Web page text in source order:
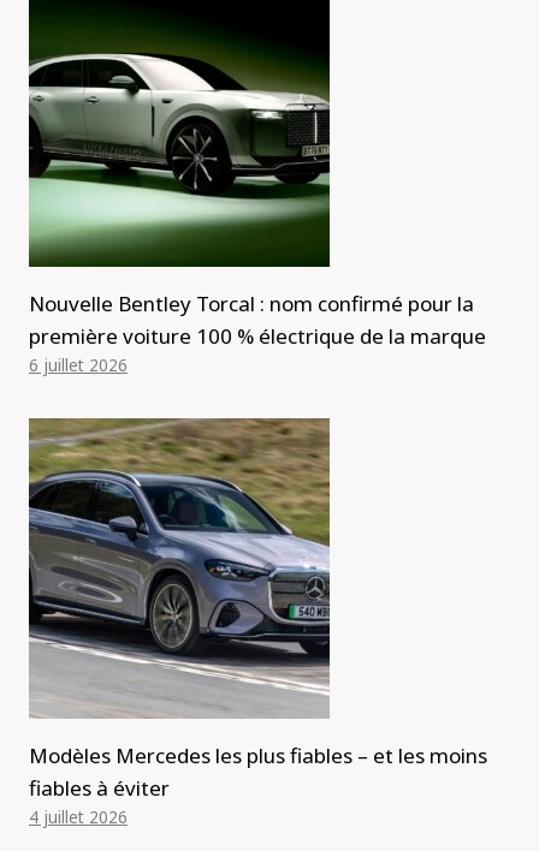
Nouvelle Bentley Torcal : nom confirmé pour la
première voiture 100 % électrique de la marque
6 juillet 2026
Modèles Mercedes les plus fiables – et les moins
fiables à éviter
4 juillet 2026